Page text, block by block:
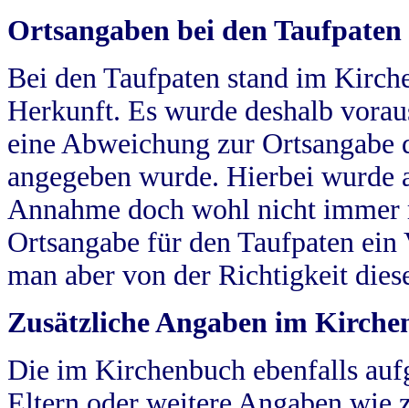
Ortsangaben bei den Taufpaten
Bei den Taufpaten stand im
Herkunft. Es wurde deshalb
eine Abweichung zur
angegeben wurde. Hierbei wurde
Annahme doch wohl nicht
Ortsangabe für den Taufpaten
man aber von der Richtigkeit
Zusätzliche Angaben im
Die im Kirchenbuch ebenfalls